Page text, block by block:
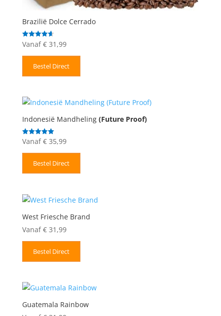
Brazilië Dolce Cerrado
Gewaardeerd
4.67
Vanaf €31,99
Bestel Direct
Indonesië Mandheling (Future Proof)
Gewaardeerd
5.00
uit 5
Vanaf €35,99
Bestel Direct
West Friesche Brand
Vanaf €31,99
Bestel Direct
Guatemala Rainbow